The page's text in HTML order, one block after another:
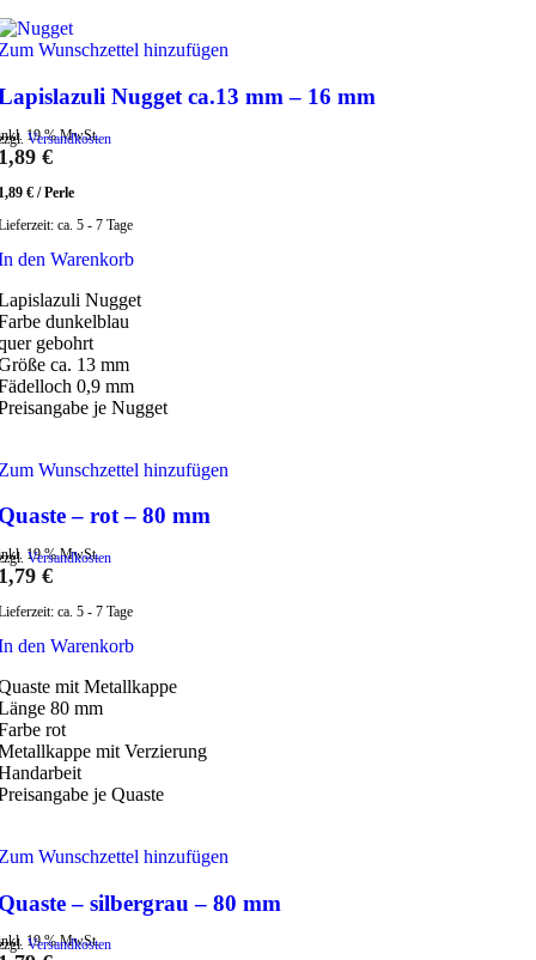
Wunschzettel hinzufügen
Nugget ca.13 mm – 16 mm
19 % MwSt.
Versandkosten
€
€ /Perle
ca. 5 - 7 Tage
den Warenkorb
Nugget
dunkelblau
gebohrt
ca. 13 mm
0,9 mm
je Nugget
Wunschzettel hinzufügen
– rot – 80 mm
19 % MwSt.
Versandkosten
€
ca. 5 - 7 Tage
den Warenkorb
mit Metallkappe
80 mm
rot
mit Verzierung
je Quaste
Wunschzettel hinzufügen
– silbergrau – 80 mm
19 % MwSt.
Versandkosten